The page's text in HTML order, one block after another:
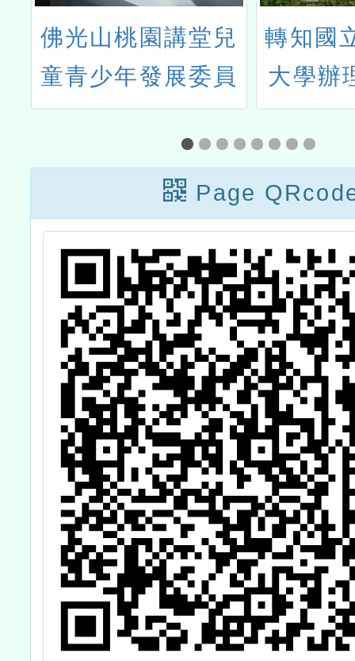
佛光山桃園講堂兒
童青少年發展委員
會辦理「三好四給
MVP之星」選拔辦
法1份
轉知國
大學辦
年度學
創新運
Page